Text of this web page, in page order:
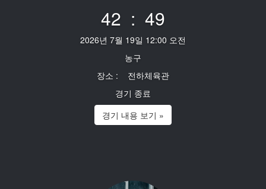
42 : 49
2026년 7월 19일 12:00 오전
농구
장소 : 전하체육관
경기 종료
경기 내용 보기 »